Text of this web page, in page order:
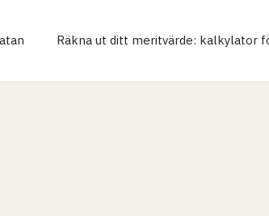
Räkna ut ditt meritvärde: kalkylator